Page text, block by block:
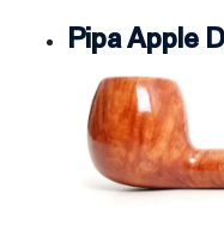
Pipa Apple